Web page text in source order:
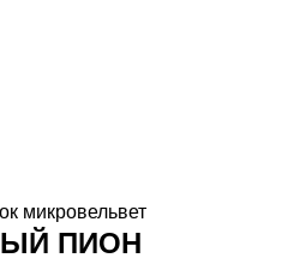
микровельвет
ПИОН